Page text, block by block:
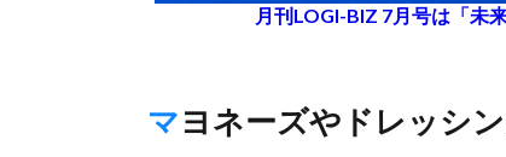
月刊LOGI-BIZ 7月号は「未
マヨネーズやドレッシ